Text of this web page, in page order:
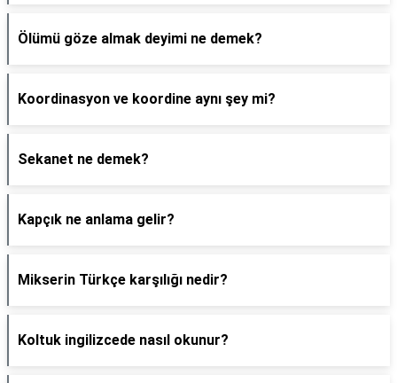
Ölümü göze almak deyimi ne demek?
Koordinasyon ve koordine aynı şey mi?
Sekanet ne demek?
Kapçık ne anlama gelir?
Mikserin Türkçe karşılığı nedir?
Koltuk ingilizcede nasıl okunur?